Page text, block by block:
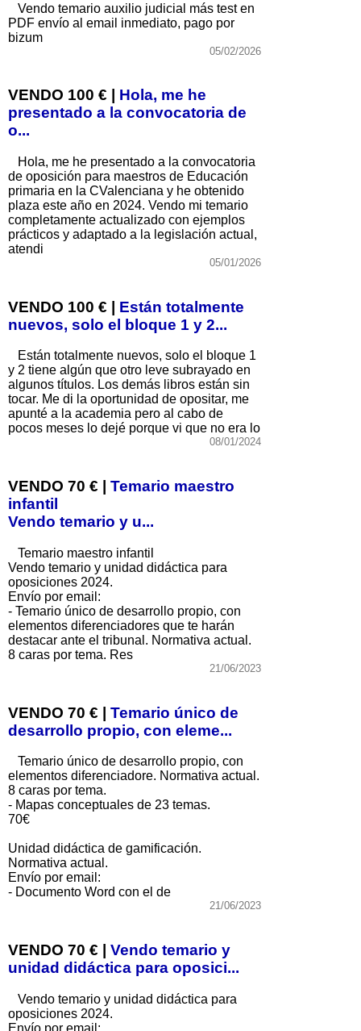
Vendo temario auxilio judicial más test en
PDF envío al email inmediato, pago por
bizum
05/02/2026
VENDO 100 € | Hola, me he
presentado a la convocatoria de
o...
Hola, me he presentado a la convocatoria
de oposición para maestros de Educación
primaria en la CValenciana y he obtenido
plaza este año en 2024. Vendo mi temario
completamente actualizado con ejemplos
prácticos y adaptado a la legislación actual,
atendi
05/01/2026
VENDO 100 € | Están totalmente
nuevos, solo el bloque 1 y 2...
Están totalmente nuevos, solo el bloque 1
y 2 tiene algún que otro leve subrayado en
algunos títulos. Los demás libros están sin
tocar. Me di la oportunidad de opositar, me
apunté a la academia pero al cabo de
pocos meses lo dejé porque vi que no era lo
08/01/2024
VENDO 70 € | Temario maestro
infantil
Vendo temario y u...
Temario maestro infantil
Vendo temario y unidad didáctica para
oposiciones 2024.
Envío por email:
- Temario único de desarrollo propio, con
elementos diferenciadores que te harán
destacar ante el tribunal. Normativa actual.
8 caras por tema. Res
21/06/2023
VENDO 70 € | Temario único de
desarrollo propio, con eleme...
Temario único de desarrollo propio, con
elementos diferenciadore. Normativa actual.
8 caras por tema.
- Mapas conceptuales de 23 temas.
70€
Unidad didáctica de gamificación.
Normativa actual.
Envío por email:
- Documento Word con el de
21/06/2023
VENDO 70 € | Vendo temario y
unidad didáctica para oposici...
Vendo temario y unidad didáctica para
oposiciones 2024.
Envío por email: